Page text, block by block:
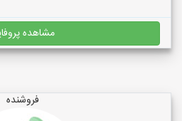
مشاهده
فروشنده